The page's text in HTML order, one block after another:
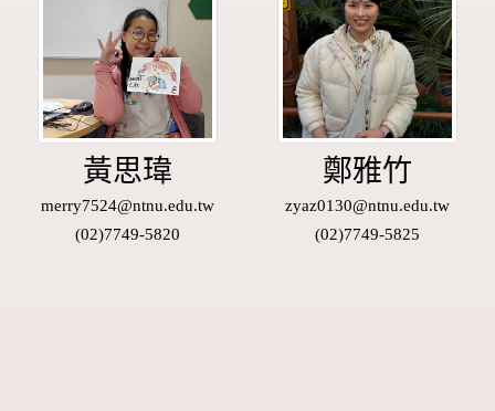
黃思瑋
merry7524@ntnu.edu.tw
(02)7749-5820
鄭雅竹
zyaz0130@ntnu.edu.tw
(02)7749-5825